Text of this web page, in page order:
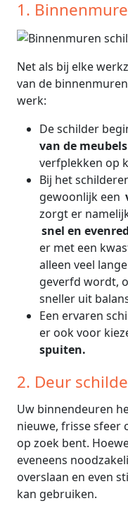
1.
Net als bij elke
van de
werk:
De schilder
van de meubels
verfplekken op
Bij het
gewoonlijk een
zorgt er
snel en
er met een
alleen veel
geverfd wordt,
sneller uit
Een ervaren
er ook voor
spuiten.
2. Deur
Uw binnendeuren
nieuwe, frisse sfeer
op zoek bent.
eveneens
overslaan en even
kan gebruiken.